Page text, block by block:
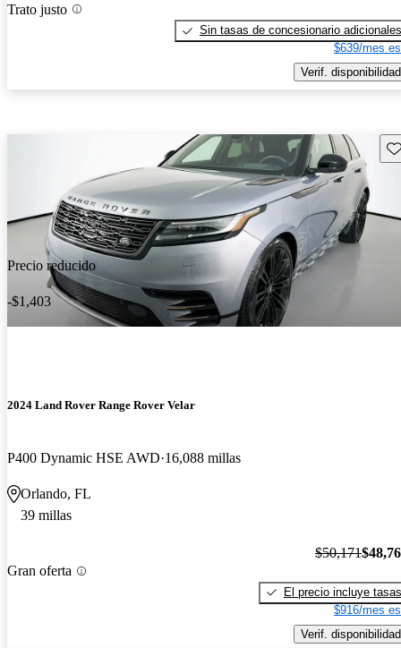
Trato justo
Sin tasas de concesionario adicionales
$639/mes
Verif. disponibilidad
Precio reducido
-$1,403
2024 Land Rover Range Rover Velar
P400 Dynamic HSE AWD 16,088 millas
Orlando, FL
39 millas
Gran oferta
$50,171
El precio incluye tasas
$916/mes
Verif. disponibilidad